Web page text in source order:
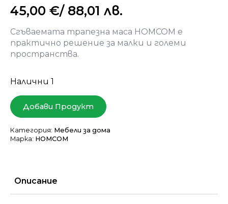
45,00 €/ 88,01 лв.
Сгъваемата трапезна маса HOMCOM е
практично решение за малки и големи
пространства.
Налични 1
Добави Продукт
Категория: Мебели за дома
Марка: HOMCOM
Описание